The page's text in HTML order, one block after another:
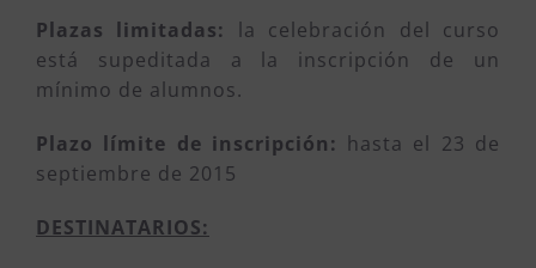
Plazas limitadas:
la celebración del curso
está supeditada a la inscripción de un
mínimo de alumnos.
Plazo límite de inscripción: hasta el 23 de
septiembre de 2015
DESTINATARIOS: